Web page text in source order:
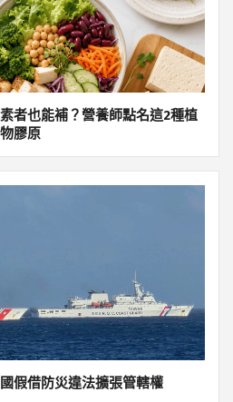
者也能補？營養師點名這2種植
膠原
假借防災違法擴張管轄權